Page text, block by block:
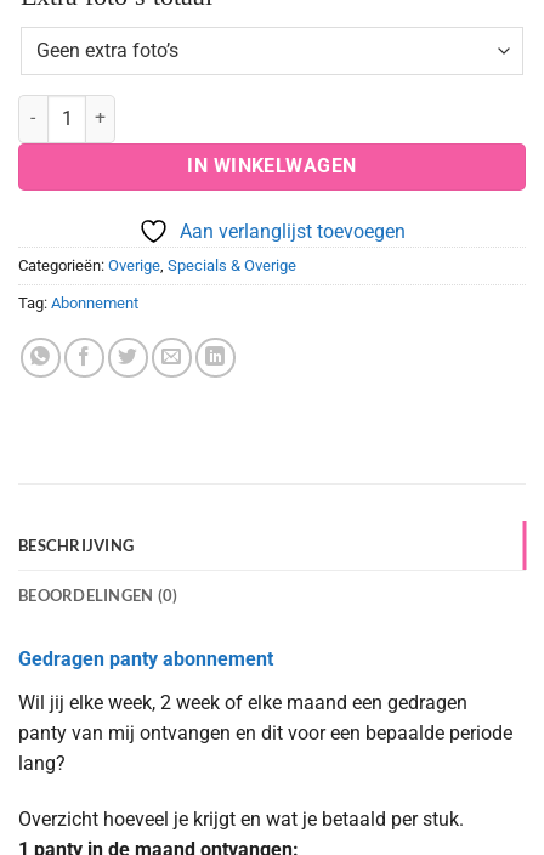
Gedragen panty abonnement aantal
IN WINKELWAGEN
Aan verlanglijst toevoegen
Categorieën: Overige Specials & Overige
Tag: Abonnement
BESCHRIJVING
BEOORDELINGEN (0)
Gedragen panty abonnement
Wil jij elke week, 2 week of elke maand een gedragen
panty van mij ontvangen en dit voor een bepaalde periode
lang?
Overzicht hoeveel je krijgt en wat je betaald per stuk.
1 panty in de maand ontvangen: